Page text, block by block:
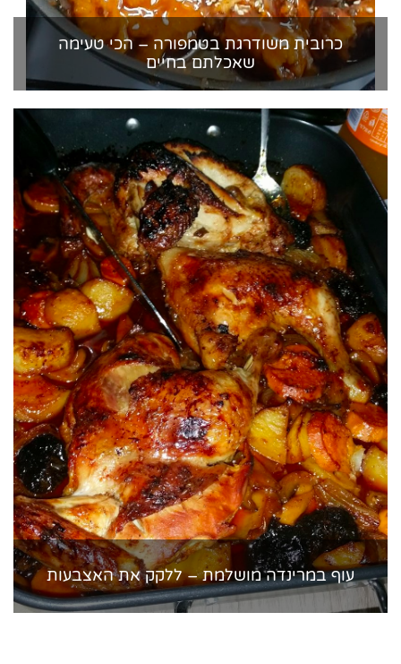
כרובית משודרגת בטמפורה – הכי טעימה
שאכלתם בחיים
עוף במרינדה מושלמת – ללקק את האצבעות